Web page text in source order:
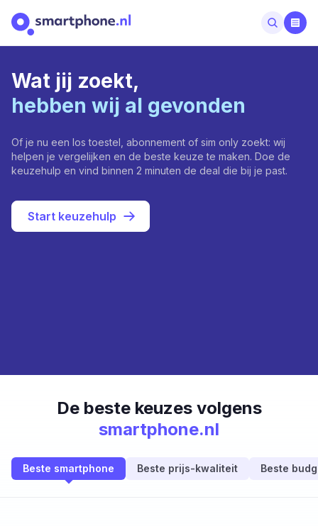
Wat jij zoekt,
hebben wij al gevonden
Of je nu een los toestel, abonnement of sim only zoekt: wij
helpen je vergelijken en de beste keuze te maken. Doe de
keuzehulp en vind binnen 2 minuten de deal die bij je past.
Start keuzehulp
De beste keuzes volgens
smartphone.nl
Beste smartphone Beste prijs-kwaliteit Beste